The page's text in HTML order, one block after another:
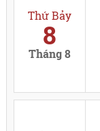
Thứ Bảy
8
Tháng 8